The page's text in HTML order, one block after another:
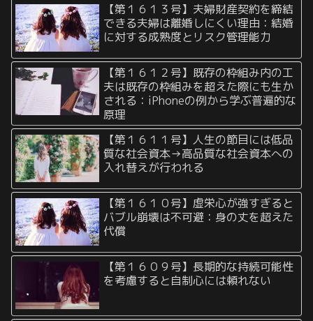
【第１６１３号】夫婦財産契約を締結
できる夫婦は離婚しにくい理由：結婚
に対する成熟度とリスク管理能力
【第１６１２号】既存の枠組み内の工
夫は既存の枠組みを超えた際にも生か
される：iPhoneの例から学ぶ普遍的な
原理
【第１６１１号】人生の節目には低品
質な社会資本→高品質な社会資本への
入れ替えが行われる
【第１６１０号】虚栄心が強すぎると
バブル崩壊は不可避：身の丈を超えた
代償
【第１６０９号】長期的な持続可能性
を考慮すると自制心には頼れない